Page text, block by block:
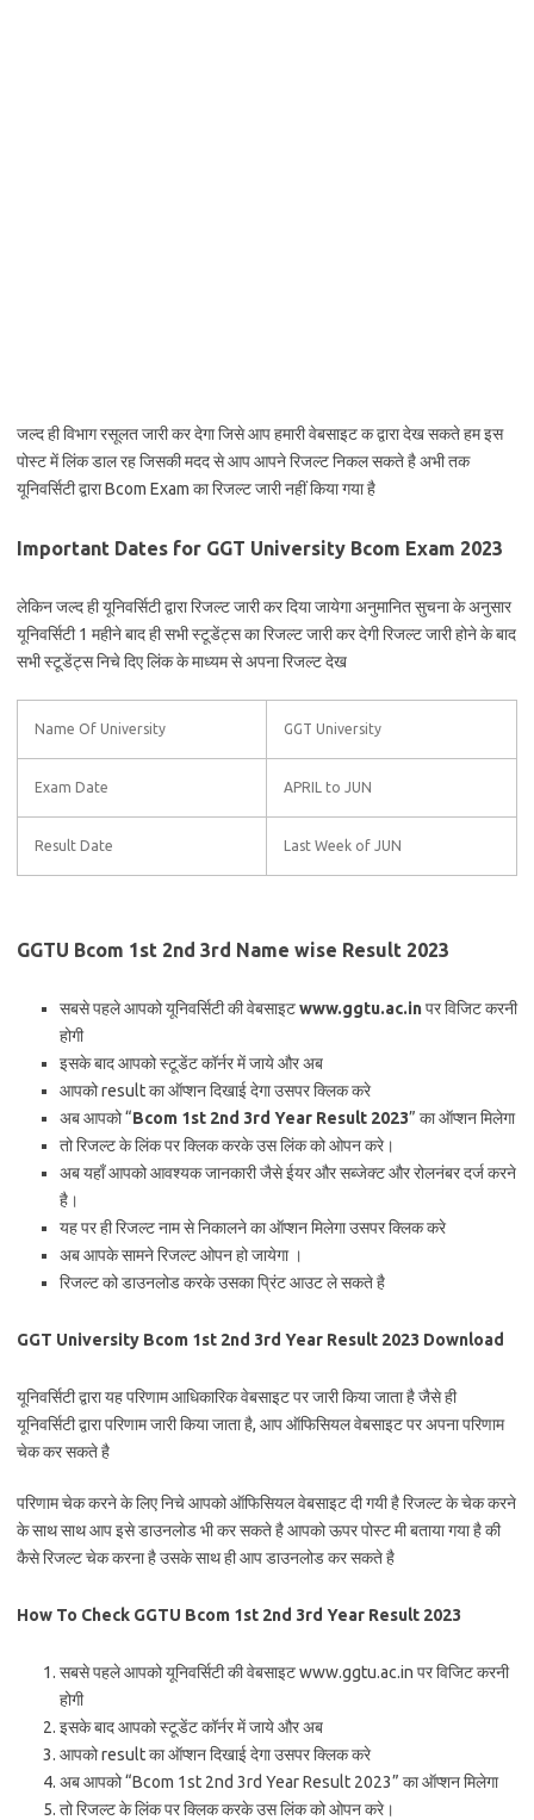
जल्द ही विभाग रसूलत जारी कर देगा जिसे आप हमारी वेबसाइट क द्वारा देख सकते हम इस
पोस्ट में लिंक डाल रह जिसकी मदद से आप आपने रिजल्ट निकल सकते है अभी तक
यूनिवर्सिटी द्वारा Bcom Exam का रिजल्ट जारी नहीं किया गया है
Important Dates for GGT University Bcom Exam 2023
लेकिन जल्द ही यूनिवर्सिटी द्वारा रिजल्ट जारी कर दिया जायेगा अनुमानित सुचना के अनुसार
यूनिवर्सिटी 1 महीने बाद ही सभी स्टूडेंट्स का रिजल्ट जारी कर देगी रिजल्ट जारी होने के बाद
सभी स्टूडेंट्स निचे दिए लिंक के माध्यम से अपना रिजल्ट देख
Name Of University GGT University
Exam Date APRIL to JUN
Result Date Last Week of JUN
GGTU Bcom 1st 2nd 3rd Name wise Result 2023
सबसे पहले आपको यूनिवर्सिटी की वेबसाइटwww.ggtu.ac.inपर विजिट करनी
होगी
इसके बाद आपको स्टूडेंट कॉर्नर में जाये और अब
आपको result का ऑप्शन दिखाई देगा उसपर क्लिक करे
अब आपको “Bcom 1st 2nd 3rd Year Result 2023” का ऑप्शन मिलेगा
तो रिजल्ट के लिंक पर क्लिक करके उस लिंक को ओपन करे।
अब यहाँ आपको आवश्यक जानकारी जैसे ईयर और सब्जेक्ट और रोलनंबर दर्ज करने
है।
यह पर ही रिजल्ट नाम से निकालने का ऑप्शन मिलेगा उसपर क्लिक करे
अब आपके सामने रिजल्ट ओपन हो जायेगा ।
रिजल्ट को डाउनलोड करके उसका प्रिंट आउट ले सकते है
GGT University Bcom 1st 2nd 3rd Year Result 2023 Download
यूनिवर्सिटी द्वारा यह परिणाम आधिकारिक वेबसाइट पर जारी किया जाता है जैसे ही
यूनिवर्सिटी द्वारा परिणाम जारी किया जाता है, आप ऑफिसियल वेबसाइट पर अपना परिणाम
चेक कर सकते है
परिणाम चेक करने के लिए निचे आपको ऑफिसियल वेबसाइट दी गयी है रिजल्ट के चेक करने
के साथ साथ आप इसे डाउनलोड भी कर सकते है आपको ऊपर पोस्ट मी बताया गया है की
कैसे रिजल्ट चेक करना है उसके साथ ही आप डाउनलोड कर सकते है
How To Check GGTU Bcom 1st 2nd 3rd Year Result 2023
सबसे पहले आपको यूनिवर्सिटी की वेबसाइट www.ggtu.ac.in पर विजिट करनी
होगी
इसके बाद आपको स्टूडेंट कॉर्नर में जाये और अब
आपको result का ऑप्शन दिखाई देगा उसपर क्लिक करे
अब आपको “Bcom 1st 2nd 3rd Year Result 2023” का ऑप्शन मिलेगा
तो रिजल्ट के लिंक पर क्लिक करके उस लिंक को ओपन करे।